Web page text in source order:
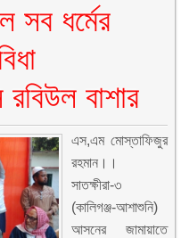
সব ধর্মের
বাশার
এস,এম মোস্তাফিজুর
রহমান।।
সাতক্ষীরা-৩
(কালিগঞ্জ-আশাশুনি)
আসনের জামায়াতে